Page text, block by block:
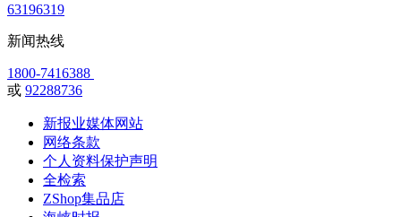
63196319
新闻热线
1800-7416388
或 92288736
新报业媒体网站
网络条款
个人资料保护声明
全检索
ZShop集品店